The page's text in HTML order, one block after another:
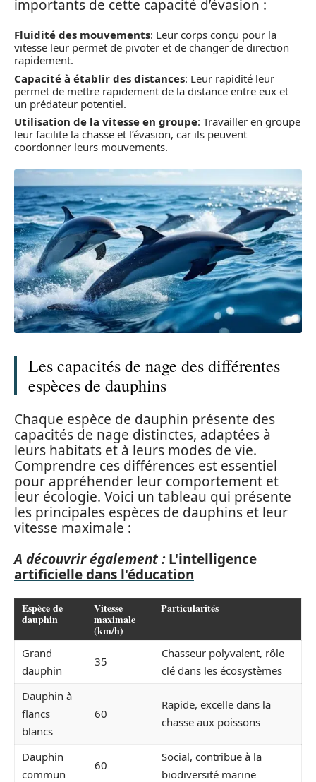
importants de cette capacité d’évasion :
Fluidité des mouvements: Leur corps conçu pour la
vitesse leur permet de pivoter et de changer de direction
rapidement.
Capacité à établir des distances: Leur rapidité leur
permet de mettre rapidement de la distance entre eux et
un prédateur potentiel.
Utilisation de la vitesse en groupe: Travailler en groupe
leur facilite la chasse et l’évasion, car ils peuvent
coordonner leurs mouvements.
Les capacités de nage des différentes
espèces de dauphins
Chaque espèce de dauphin présente des
capacités de nage distinctes, adaptées à
leurs habitats et à leurs modes de vie.
Comprendre ces différences est essentiel
pour appréhender leur comportement et
leur écologie. Voici un tableau qui présente
les principales espèces de dauphins et leur
vitesse maximale :
A découvrir également : L'intelligence
artificielle dans l'éducation
Espèce de
dauphin
Vitesse
maximale
(km/h)
Particularités
Grand
dauphin
35
Chasseur polyvalent, rôle
clé dans les écosystèmes
Dauphin à
flancs
blancs
60
Rapide, excelle dans la
chasse aux poissons
Dauphin
commun
60
Social, contribue à la
biodiversité marine